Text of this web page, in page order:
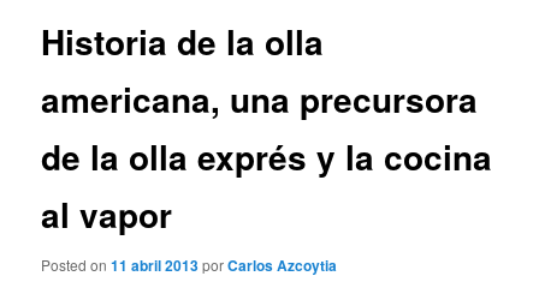
Historia de la olla
americana, una precursora
de la olla exprés y la cocina
al vapor
Posted on11 abril 2013porCarlos Azcoytia